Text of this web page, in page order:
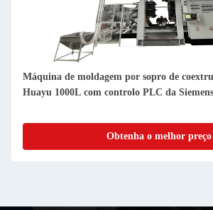
Máquina de moldagem por sopro de
Huayu 1000L com controlo PLC da
Obtenha o melhor preço